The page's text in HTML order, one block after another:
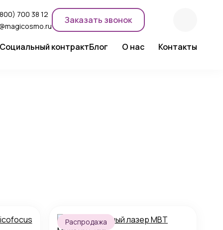
700 38 12
Заказать звонок
Социальный контрактБлог О нас Контакты
Распродажа